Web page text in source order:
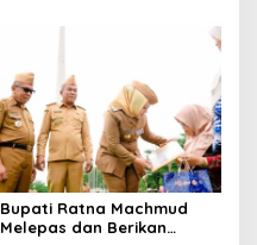
Bupati Ratna Machmud
Melepas dan Berikan